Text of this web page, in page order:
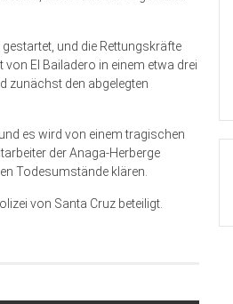
und die Rettungskräfte
von El Bailadero in einem etwa drei
zunächst den abgelegten
es wird von einem tragischen
der Anaga-Herberge
Todesumstände klä­ren.
von Santa Cruz beteiligt.